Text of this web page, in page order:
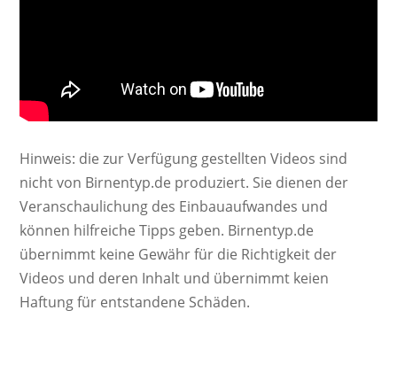
Hinweis: die zur Verfügung gestellten Videos sind
nicht von Birnentyp.de produziert. Sie dienen der
Veranschaulichung des Einbauaufwandes und
können hilfreiche Tipps geben. Birnentyp.de
übernimmt keine Gewähr für die Richtigkeit der
Videos und deren Inhalt und übernimmt keien
Haftung für entstandene Schäden.